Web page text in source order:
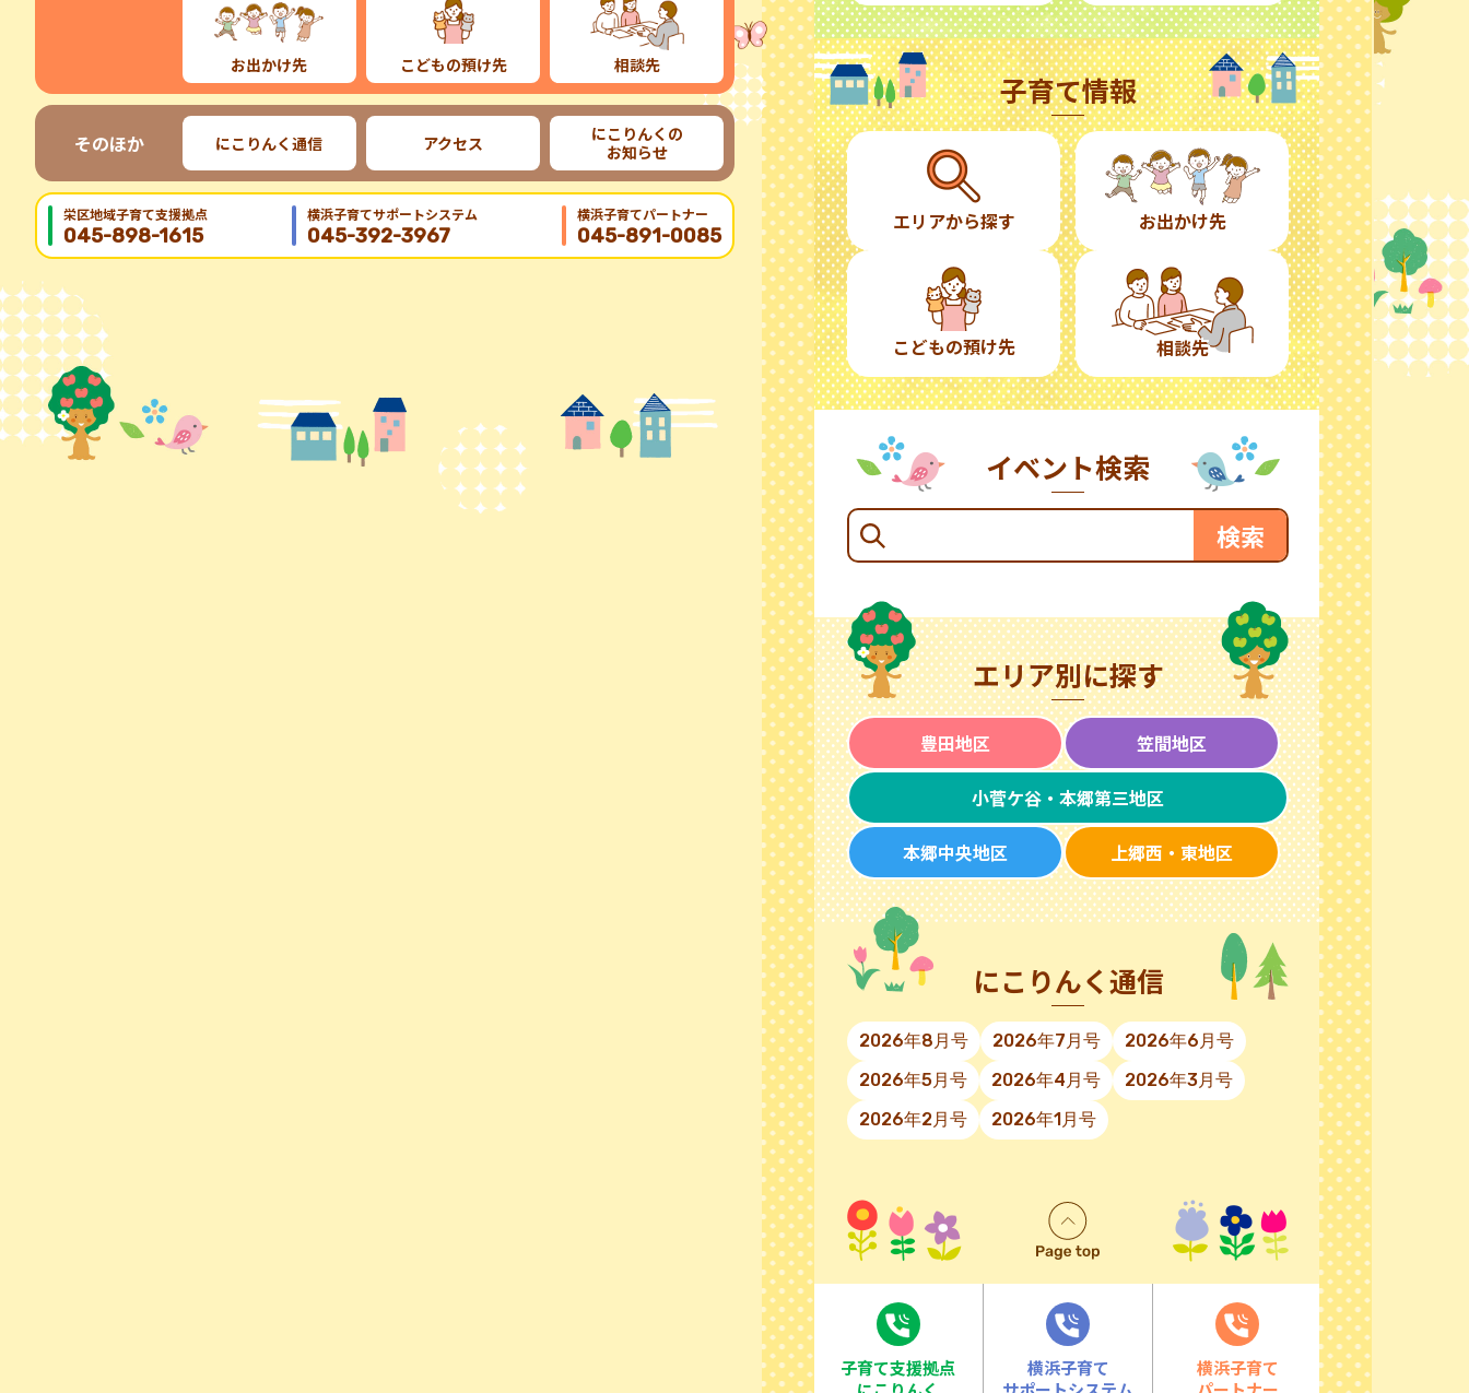
お出かけ先 こどもの預け先 相談先
そのほか にこりんく通信 アクセス
にこりんくの
お知らせ
栄区地域⼦育て⽀援拠点
045-898-1615
横浜子育てサポートシステム
045-392-3967
横浜子育てパートナー
045-891-0085
子育て情報
エリアから探す お出かけ先
こどもの預け先 相談先
イベント検索
エリア別に探す
豊田地区 笠間地区
小菅ケ谷・本郷第三地区
本郷中央地区 上郷西・東地区
にこりんく通信
2026年8月号 2026年7月号
2026年6月号
2026年5月号
2026年4月号
2026年3月号
2026年2月号
2026年1月号
⼦育て⽀援拠点
横浜子育て
横浜子育て